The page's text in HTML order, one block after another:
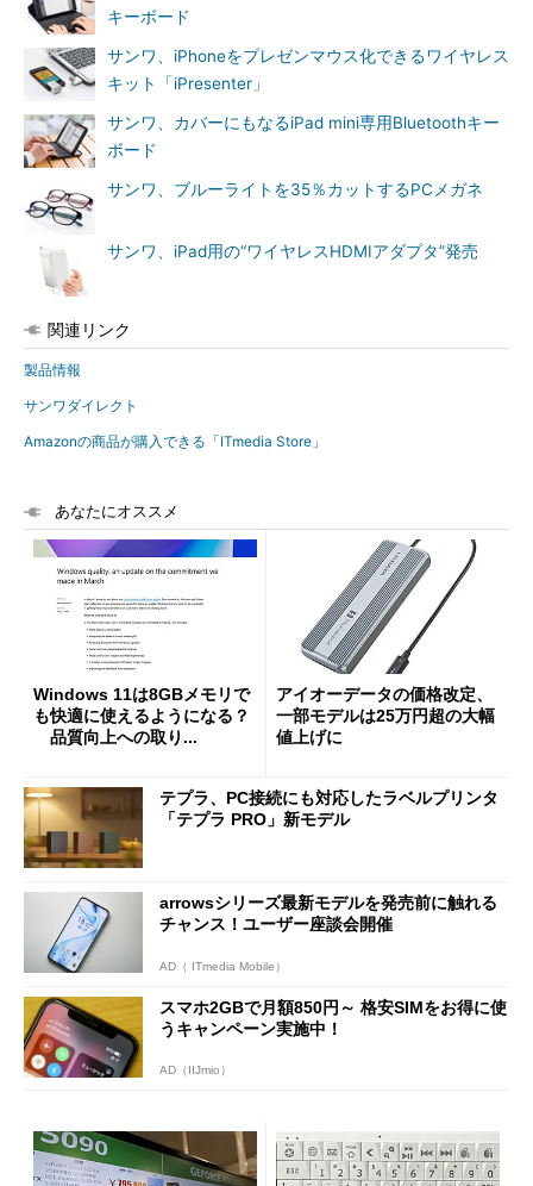
キーボード
サンワ、iPhoneをプレゼンマウス化できるワイヤレス
キット「iPresenter」
サンワ、カバーにもなるiPad mini専用Bluetoothキー
ボード
サンワ、ブルーライトを35％カットするPCメガネ
サンワ、iPad用の“ワイヤレスHDMIアダプタ”発売
関連リンク
製品情報
サンワダイレクト
Amazonの商品が購入できる「ITmedia Store」
あなたにオススメ
Windows 11は8GBメモリで
も快適に使えるようになる？
品質向上への取り...
アイオーデータの価格改定、
一部モデルは25万円超の大幅
値上げに
テプラ、PC接続にも対応したラベルプリンタ
「テプラ PRO」新モデル
arrowsシリーズ最新モデルを発売前に触れる
チャンス！ユーザー座談会開催
AD（ ITmedia Mobile）
スマホ2GBで月額850円～ 格安SIMをお得に使
うキャンペーン実施中！
AD（IIJmio）